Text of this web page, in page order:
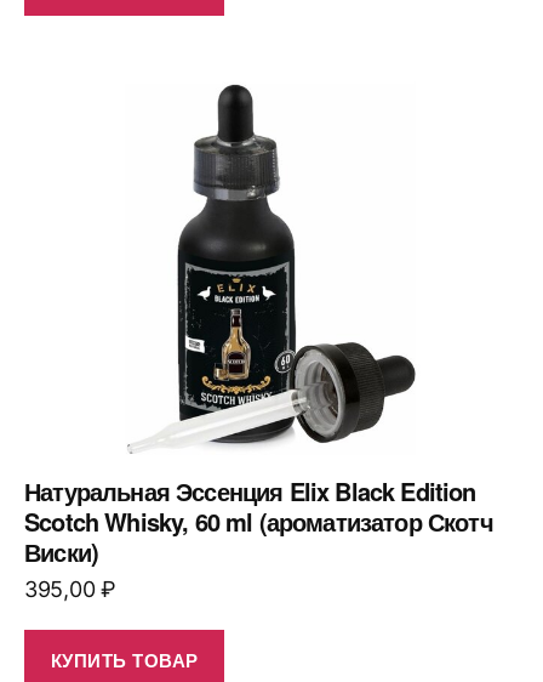
Натуральная Эссенция Elix Black Edition
Scotch Whisky, 60 ml (ароматизатор Скотч
Виски)
395,00₽
КУПИТЬ ТОВАР